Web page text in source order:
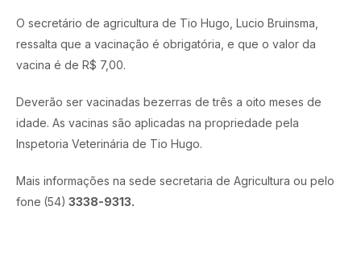
O secretário de agricultura de Tio Hugo, Lucio Bruinsma,
ressalta que a vacinação é obrigatória, e que o valor da
vacina é de R$ 7,00.
Deverão ser vacinadas bezerras de três a oito meses de
idade. As vacinas são aplicadas na propriedade pela
Inspetoria Veterinária de Tio Hugo.
Mais informações na sede secretaria de Agricultura ou pelo
fone (54) 3338-9313.